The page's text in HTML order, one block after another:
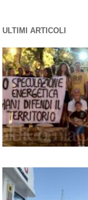
ULTIMI ARTICOLI